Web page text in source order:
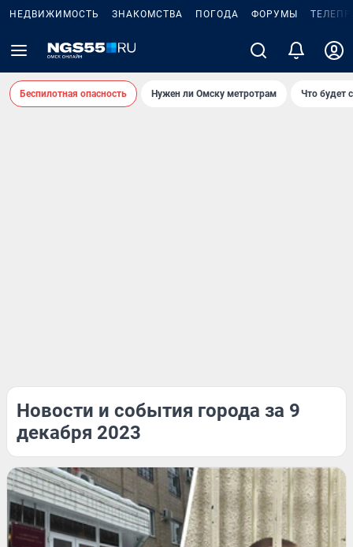
НЕДВИЖИМОСТЬ ЗНАКОМСТВА ПОГОДА ФОРУМЫ
Беспилотная опасность Нужен ли Омску метротрам Что будет
Новости и события города за 9
декабря 2023